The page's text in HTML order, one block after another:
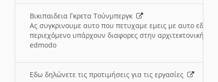
Βικιπαιδεια Γκρετα Τούνμπεργκ
Ας συγκρινουμε αυτο που πετυχαμε εμεις με αυτο εδω
περιεχόμενο υπάρχουν διαφορες στην αρχιτεκτονική
edmodo
Εδω δηλώνετε τις προτιμήσεις για τις εργασίες